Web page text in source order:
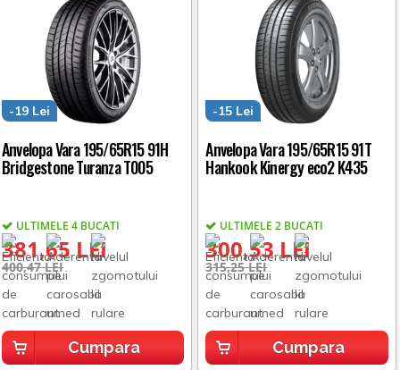
Anvelopa Vara 195/65R15 91H
Bridgestone Turanza T005
ULTIMELE 4 BUCATI
381,65 LEI
-19 Lei
400,47 LEI
Cumpara
Anvelopa Vara 195/65R15 91T
Hankook Kinergy eco2 K435
ULTIMELE 2 BUCATI
300,53 LEI
-15 Lei
315,25 LEI
Cumpara